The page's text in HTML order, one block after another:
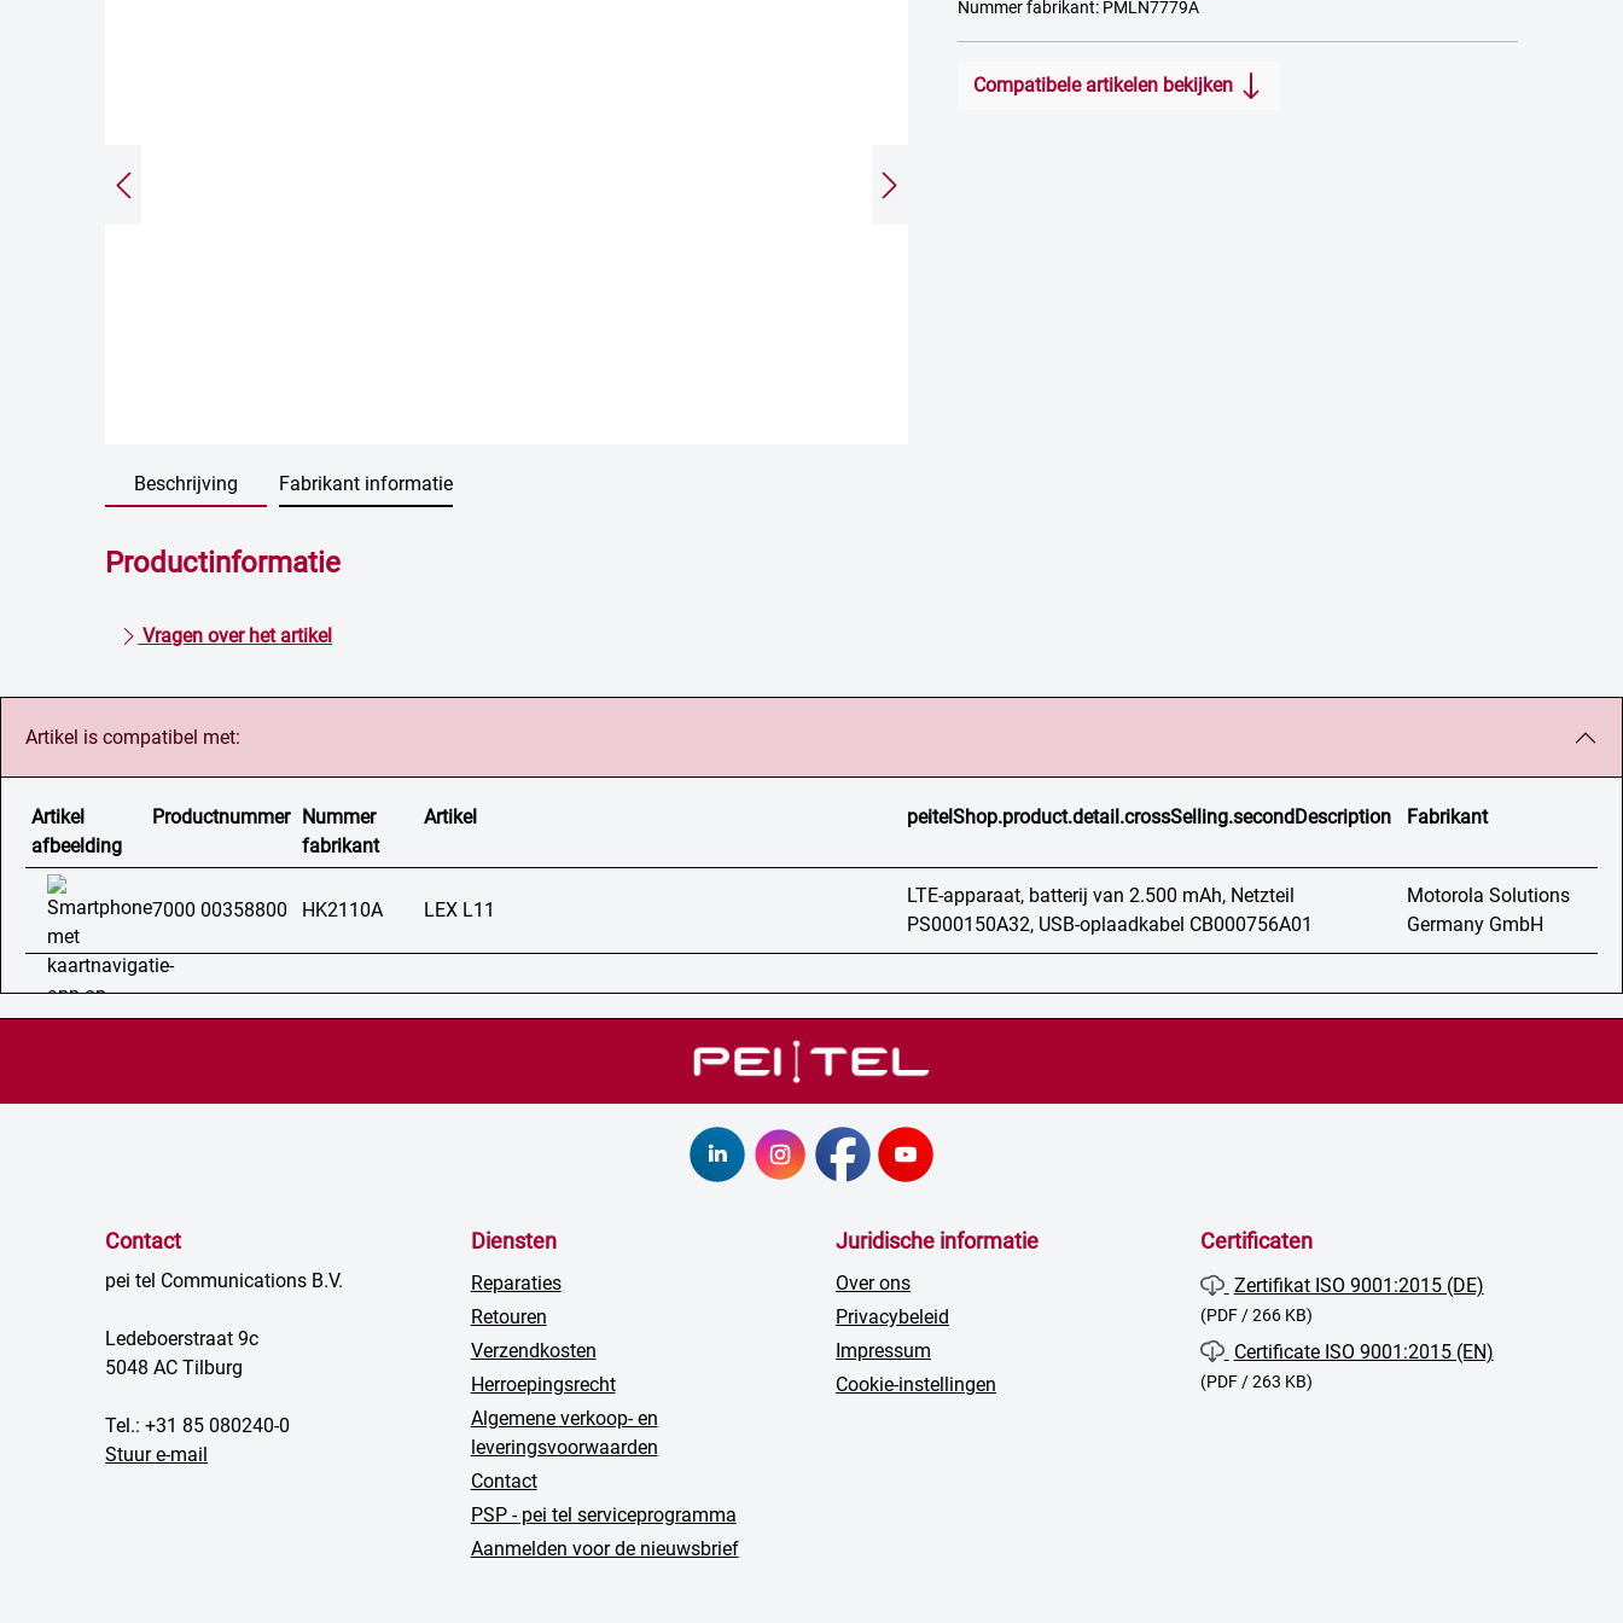
Nummer fabrikant: PMLN7779A
Compatibele artikelen bekijken
Beschrijving Fabrikant informatie
Productinformatie
Vragen over het artikel
Artikel is compatibel met:
Artikel
afbeelding
Productnummer Nummer
fabrikant
Artikel peitelShop.product.detail.crossSelling.secondDescription Fabrikant
7000 00358800 HK2110A LEX L11
LTE-apparaat, batterij van 2.500 mAh, Netzteil
PS000150A32, USB-oplaadkabel CB000756A01
Motorola Solutions
Germany GmbH
Contact
pei tel Communications B.V.
Ledeboerstraat 9c
5048 AC Tilburg
Tel.: +31 85 080240-0
Stuur e-mail
Diensten
Reparaties
Retouren
Verzendkosten
Herroepingsrecht
Algemene verkoop- en
leveringsvoorwaarden
Contact
PSP - pei tel serviceprogramma
Aanmelden voor de nieuwsbrief
Juridische informatie
Over ons
Privacybeleid
Impressum
Cookie-instellingen
Certificaten
Zertifikat ISO 9001:2015 (DE)
(PDF / 266 KB)
Certificate ISO 9001:2015 (EN)
(PDF / 263 KB)